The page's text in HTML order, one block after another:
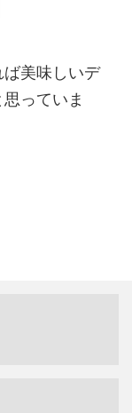
美味しいデ
っていま